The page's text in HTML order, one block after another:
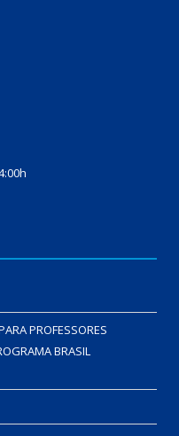
PROFESSORES
BRASIL